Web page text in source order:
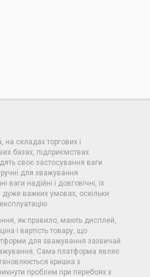
на складах торгових і
базах, підприємствах
своє застосування ваги
для зважування
ваги надійні і довговічні, їх
важких умовах, оскільки
як правило, мають дисплей,
і вартість товару, що
для зважування зазвичай
Сама платформа являє
кришка з
проблем при перебоях з